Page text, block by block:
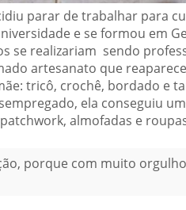
parar de trabalhar para
e se formou em
se realizariam sendo
artesanato que
tricô, crochê, bordado e
ela conseguiu
almofadas e
porque com muito